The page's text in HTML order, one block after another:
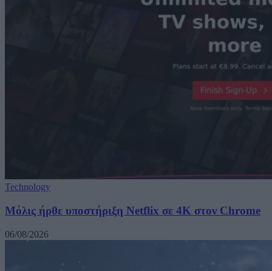
Technology
Μόλις ήρθε υποστήριξη Netflix σε 4K στον Chrome
06/08/2026